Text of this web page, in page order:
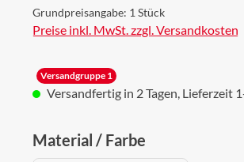
Grundpreisangabe: 1 Stück
Preise inkl. MwSt. zzgl. Versandkosten
Versandgruppe 1
Versandfertig in 2 Tagen, Lieferzeit
Material / Farbe